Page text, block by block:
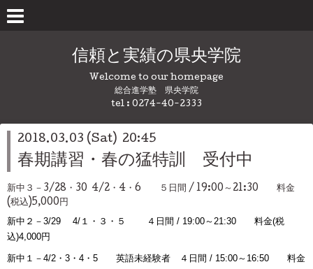
信頼と実績の県央学院
Welcome to our homepage
総合進学塾 県央学院
tel : 0274-40-2333
2018.03.03 (Sat) 20:45
春期講習・春の猛特訓 受付中
新中３－3/28・30 4/2・4・6 ５日間 / 19:00～21:30 料金
(税込)5,000円
新中２－3/29 4/１・３・５ ４日間 / 19:00～21:30 料金(税
込)4,000円
新中１－4/2・3 ・4・5 英語未経験者 ４日間 / 15:00～16:50 料金